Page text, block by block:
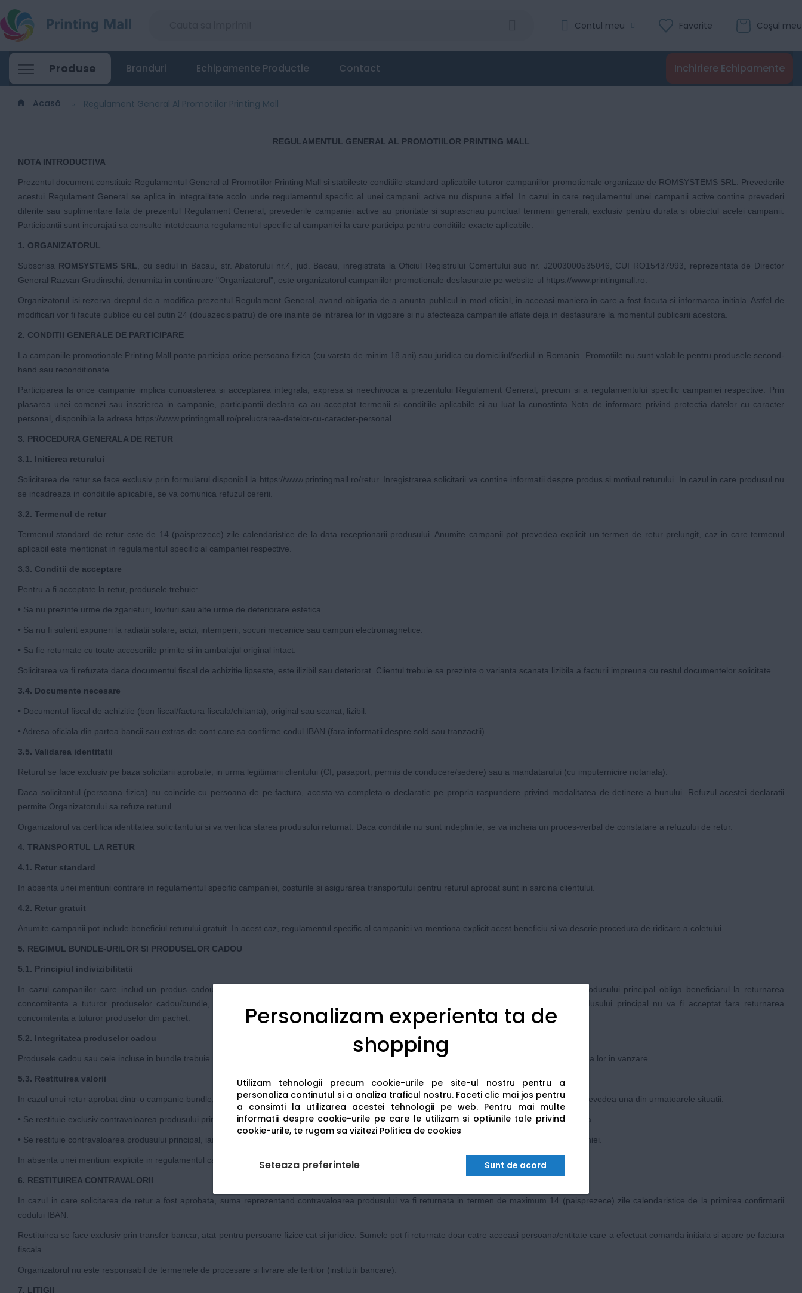
Personalizam experienta ta de
shopping
Utilizam tehnologii precum cookie-urile pe site-ul nostru pentru a
personaliza continutul si a analiza traficul nostru. Faceti clic mai jos pentru
a consimti la utilizarea acestei tehnologii pe web. Pentru mai multe
informatii despre cookie-urile pe care le utilizam si optiunile tale privind
cookie-urile, te rugam sa vizitezi Politica de cookies
Seteaza preferintele Sunt de acord
Coșul meu
Favorite
Contul meu
Produse Inchiriere Echipamente
Branduri Echipamente Productie Contact
Acasă Regulament General Al Promotiilor Printing Mall
REGULAMENTUL GENERAL AL PROMOTIILOR PRINTING MALL
NOTA INTRODUCTIVA
Prezentul document constituie Regulamentul General al Promotiilor Printing Mall si stabileste conditiile standard aplicabile tuturor campaniilor promotionale organizate de ROMSYSTEMS SRL. Prevederile
acestui Regulament General se aplica in integralitate acolo unde regulamentul specific al unei campanii active nu dispune altfel. In cazul in care regulamentul unei campanii active contine prevederi
diferite sau suplimentare fata de prezentul Regulament General, prevederile campaniei active au prioritate si suprascriau punctual termenii generali, exclusiv pentru durata si obiectul acelei campanii.
Participantii sunt incurajati sa consulte intotdeauna regulamentul specific al campaniei la care participa pentru conditiile exacte aplicabile.
1. ORGANIZATORUL
Subscrisa ROMSYSTEMS SRL
, cu sediul in Bacau, str. Abatorului nr.4, jud. Bacau, inregistrata la Oficiul Registrului Comertului sub nr. J2003000535046, CUI RO15437993, reprezentata de Director
General Razvan Grudinschi, denumita in continuare "Organizatorul", este organizatorul campaniilor promotionale desfasurate pe website-ul https://www.printingmall.ro
Organizatorul isi rezerva dreptul de a modifica prezentul Regulament General, avand obligatia de a anunta publicul in mod oficial, in aceeasi maniera in care a fost facuta si informarea initiala. Astfel de
modificari vor fi facute publice cu cel putin 24 (douazecisipatru) de ore inainte de intrarea lor in vigoare si nu afecteaza campaniile aflate deja in desfasurare la momentul publicarii acestora.
2. CONDITII GENERALE DE PARTICIPARE
La campaniile promotionale Printing Mall poate participa orice persoana fizica (cu varsta de minim 18 ani) sau juridica cu domiciliul/sediul in Romania. Promotiile nu sunt valabile pentru produsele second-
hand sau reconditionate.
Participarea la orice campanie implica cunoasterea si acceptarea integrala, expresa si neechivoca a prezentului Regulament General, precum si a regulamentului specific campaniei respective. Prin
plasarea unei comenzi sau inscrierea in campanie, participantii declara ca au acceptat termenii si conditiile aplicabile si au luat la cunostinta Nota de informare privind protectia datelor cu caracter
personal, disponibila la adresa https://www.printingmall.ro/prelucrarea-datelor-cu-caracter-personal
3. PROCEDURA GENERALA DE RETUR
3.1. Initierea returului
Solicitarea de retur se face exclusiv prin formularul disponibil la https://www.printingmall.ro/retur. Inregistrarea solicitarii va contine informatii despre produs si motivul returului. In cazul in care produsul nu
se incadreaza in conditiile aplicabile, se va comunica refuzul cererii.
3.2. Termenul de retur
Termenul standard de retur este de 14 (paisprezece) zile calendaristice de la data receptionarii produsului. Anumite campanii pot prevedea explicit un termen de retur prelungit, caz in care termenul
aplicabil este mentionat in regulamentul specific al campaniei respective.
3.3. Conditii de acceptare
Pentru a fi acceptate la retur, produsele trebuie:
• Sa nu prezinte urme de zgarieturi, lovituri sau alte urme de deteriorare estetica.
• Sa nu fi suferit expuneri la radiatii solare, acizi, intemperii, socuri mecanice sau campuri electromagnetice.
• Sa fie returnate cu toate accesoriile primite si in ambalajul original intact.
Solicitarea va fi refuzata daca documentul fiscal de achizitie lipseste, este ilizibil sau deteriorat. Clientul trebuie sa prezinte o varianta scanata lizibila a facturii impreuna cu restul documentelor solicitate.
3.4. Documente necesare
• Documentul fiscal de achizitie (bon fiscal/factura fiscala/chitanta), original sau scanat, lizibil.
• Adresa oficiala din partea bancii sau extras de cont care sa confirme codul IBAN (fara informatii despre sold sau tranzactii).
3.5. Validarea identitatii
Returul se face exclusiv pe baza solicitarii aprobate, in urma legitimarii clientului (CI, pasaport, permis de conducere/sedere) sau a mandatarului (cu imputernicire notariala).
Daca solicitantul (persoana fizica) nu coincide cu persoana de pe factura, acesta va completa o declaratie pe propria raspundere privind modalitatea de detinere a bunului. Refuzul acestei declaratii
permite Organizatorului sa refuze returul.
Organizatorul va certifica identitatea solicitantului si va verifica starea produsului returnat. Daca conditiile nu sunt indeplinite, se va incheia un proces-verbal de constatare a refuzului de retur.
4. TRANSPORTUL LA RETUR
4.1. Retur standard
In absenta unei mentiuni contrare in regulamentul specific campaniei, costurile si asigurarea transportului pentru returul aprobat sunt in sarcina clientului.
4.2. Retur gratuit
Anumite campanii pot include beneficiul returului gratuit. In acest caz, regulamentul specific al campaniei va mentiona explicit acest beneficiu si va descrie procedura de ridicare a coletului.
5. REGIMUL BUNDLE-URILOR SI PRODUSELOR CADOU
5.1. Principiul indivizibilitatii
In cazul campaniilor care includ un produs cadou sau un pachet bundle, toate produsele din pachet sunt considerate indivizibile. Returnarea produsului principal obliga beneficiarul la returnarea
concomitenta a tuturor produselor cadou/bundle, in aceeasi stare in care au fost primite: neutilizate si in ambalajul original intact. Returul produsului principal nu va fi acceptat fara returnarea
concomitenta a tuturor produselor din pachet.
5.2. Integritatea produselor cadou
Produsele cadou sau cele incluse in bundle trebuie returnate fara urme de uzura, zgarieturi, lovituri sau alte semne de utilizare care impiedica repunerea lor in vanzare.
5.3. Restituirea valorii
In cazul unui retur aprobat dintr-o campanie bundle, valoarea rambursata se stabileste conform regulamentului specific campaniei active, care poate prevedea una din urmatoarele situatii:
• Se restituie exclusiv contravaloarea produsului principal achitat conform documentului fiscal, produsul cadou neavand valoare de rambursare separata.
• Se restituie contravaloarea produsului principal, iar produsul cadou are o valoare de rambursare separata, mentionata explicit in regulamentul campaniei.
In absenta unei mentiuni explicite in regulamentul campaniei, se aplica prima varianta.
6. RESTITUIREA CONTRAVALORII
In cazul in care solicitarea de retur a fost aprobata, suma reprezentand contravaloarea produsului va fi returnata in termen de maximum 14 (paisprezece) zile calendaristice de la primirea confirmarii
codului IBAN.
Restituirea se face exclusiv prin transfer bancar, atat pentru persoane fizice cat si juridice. Sumele pot fi returnate doar catre aceeasi persoana/entitate care a efectuat comanda initiala si apare pe factura
fiscala.
Organizatorul nu este responsabil de termenele de procesare si livrare ale tertilor (institutii bancare).
7. LITIGII